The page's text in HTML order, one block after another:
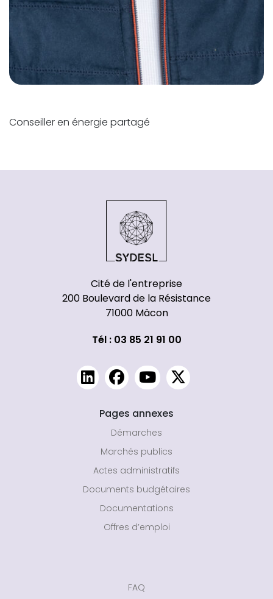
Conseiller en énergie partagé
Cité de l'entreprise
200 Boulevard de la Résistance
71000 Mâcon
Tél : 03 85 21 91 00
Pages annexes
Démarches
Marchés publics
Actes administratifs
Documents budgétaires
Documentations
Offres d’emploi
FAQ